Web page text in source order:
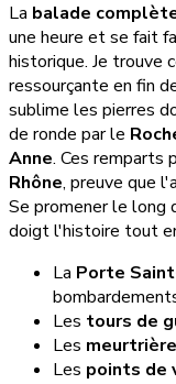
La balade
une heure et se fait
historique. Je trouve
ressourçante en fin
sublime les pierres
de ronde par le
Anne. Ces remparts
Rhône, preuve que
Se promener le long
doigt l'histoire tout
La Porte
Les tours de
Les
Les points de